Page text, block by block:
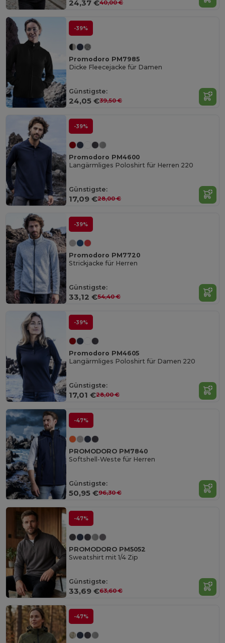
24,37 €40,00 €
-39%
Promodoro PM7985
Dicke Fleecejacke für Damen
Günstigste:
24,05 €39,50 €
-39%
Promodoro PM4600
Langärmliges Poloshirt für Herren 220
Günstigste:
17,09 €28,00 €
-39%
Promodoro PM7720
Strickjacke für Herren
Günstigste:
33,12 €54,40 €
-39%
Promodoro PM4605
Langärmliges Poloshirt für Damen 220
Günstigste:
17,01 €28,00 €
-47%
PROMODORO PM7840
Softshell-Weste für Herren
Günstigste:
50,95 €96,30 €
-47%
PROMODORO PM5052
Sweatshirt mit 1/4 Zip
Günstigste:
33,69 €63,60 €
-47%